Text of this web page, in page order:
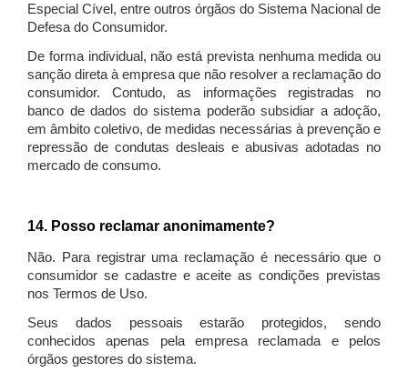
Especial Cível, entre outros órgãos do Sistema Nacional de
Defesa do Consumidor.
De forma individual, não está prevista nenhuma medida ou
sanção direta à empresa que não resolver a reclamação do
consumidor. Contudo, as informações registradas no
banco de dados do sistema poderão subsidiar a adoção,
em âmbito coletivo, de medidas necessárias à prevenção e
repressão de condutas desleais e abusivas adotadas no
mercado de consumo.
14. Posso reclamar anonimamente?
Não. Para registrar uma reclamação é necessário que o
consumidor se cadastre e aceite as condições previstas
nos Termos de Uso.
Seus dados pessoais estarão protegidos, sendo
conhecidos apenas pela empresa reclamada e pelos
órgãos gestores do sistema.